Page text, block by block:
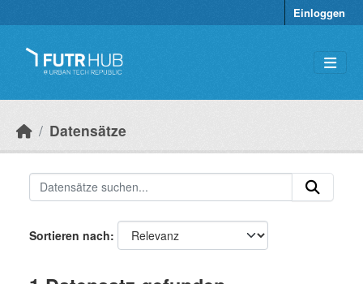
Einloggen
Datensätze
Sortieren nach